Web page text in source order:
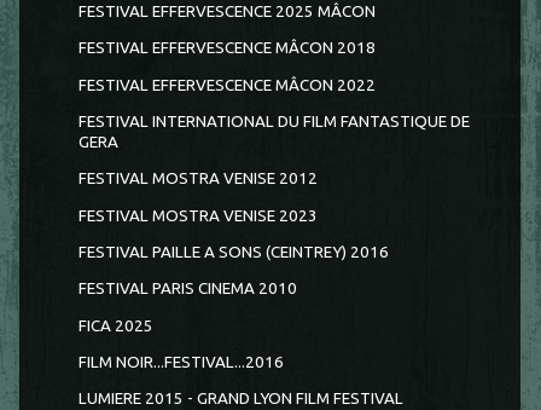
FESTIVAL EFFERVESCENCE 2025 MÂCON
FESTIVAL EFFERVESCENCE MÂCON 2018
FESTIVAL EFFERVESCENCE MÂCON 2022
FESTIVAL INTERNATIONAL DU FILM FANTASTIQUE DE
GERA
FESTIVAL MOSTRA VENISE 2012
FESTIVAL MOSTRA VENISE 2023
FESTIVAL PAILLE A SONS (CEINTREY) 2016
FESTIVAL PARIS CINEMA 2010
FICA 2025
FILM NOIR...FESTIVAL...2016
LUMIERE 2015 - GRAND LYON FILM FESTIVAL